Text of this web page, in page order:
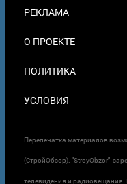
РЕКЛАМА
О ПРОЕКТЕ
ПОЛИТИКА
УСЛОВИЯ
Перепечатка материалов
(СтройОбзор). "StroyObzor"
телевидения и